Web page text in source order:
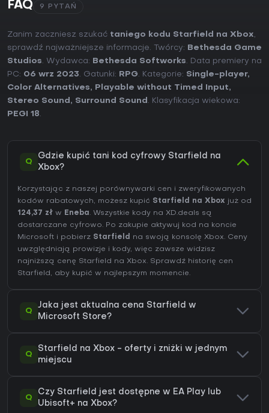
Ogólnie rzecz biorąc, tytuł stanowi solidny wybór dla fanów
kreatywną swobodę w kosmicznym otoczeniu, zwłaszcza
po wprowadzeniu aktualizacji dopracowujących
podstawowe mechaniki.
FAQ 9 PYTAŃ
Zanim zaczniesz szukać taniego kodu Starfield na Xbox,
sprawdź najważniejsze informacje. Twórcy:
Bethesda Game
Studios. Wydawca: Bethesda Softworks. Data premiery na
PC: 06 wrz 2023. Gatunki: RPG. Kategorie: Single-player,
Color Alternatives, Playable without Timed Input,
Stereo Sound , Surround Sound . Klasyfikacja wiekowa:
PEGI 18.
Q
Gdzie kupić tani kod cyfrowy Starfield na
Xbox?
Korzystając z naszej porównywarki cen i zweryfikowanych
kodów rabatowych, możesz kupić Starfield na Xbox już od
124,37 zł w Eneba. Wszystkie kody na XD.deals są
dostarczane cyfrowo. Po zakupie aktywuj kod na koncie
Microsoft i pobierz Starfield na swoją konsolę Xbox. Ceny
uwzględniają prowizje i kody, więc zawsze widzisz
najniższą cenę Starfield na Xbox. Sprawdź historię cen
Starfield, aby kupić w najlepszym momencie.
Q
Jaka jest aktualna cena Starfield w
Microsoft Store?
Q
Starfield na Xbox - oferty i zniżki w jednym
miejscu
Q
Czy Starfield jest dostępne w EA Play lub
Ubisoft+ na Xbox?